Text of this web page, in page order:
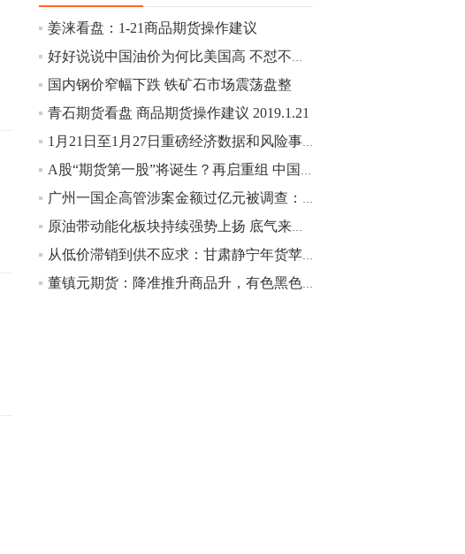
10:43
【行情】芝加哥11月大豆期货跌0.4%，12
月玉米期货跌1%。
10:43
【行情】油脂油料期货表现抢眼，豆二期
2.5%，棕榈油涨近2%，菜粕涨1.54%。
10:17
【研报精选】国内期货机构对8月5日的原
油期货走势预测
姜涞看盘：1-21商品期货操作建议
好好说说中国油价为何比美国高 不怼不骂不吵架
国内钢价窄幅下跌 铁矿石市场震荡盘整
青石期货看盘 商品期货操作建议 2019.1.21
1月21日至1月27日重磅经济数据和风险事件前瞻
A股“期货第一股”将诞生？再启重组 中国中期拟购买国际期货78.45%股权
广州一国企高管涉案金额过亿元被调查：接连挪用公款炒期货
原油带动能化板块持续强势上扬 底气来自哪里？
从低价滞销到供不应求：甘肃静宁年货苹果脱销见闻
董镇元期货：降准推升商品升，有色黑色延续多